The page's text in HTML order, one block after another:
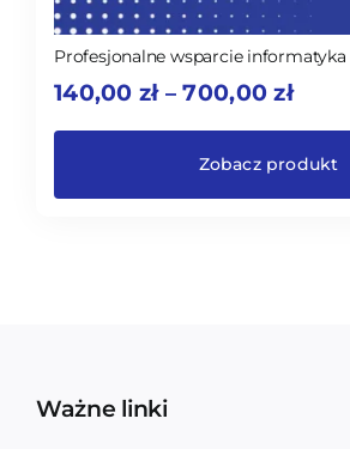
Profesjonalne wsparcie informatyka
140,00zł – 700,00zł
od
Zobacz produkt
Ważne linki